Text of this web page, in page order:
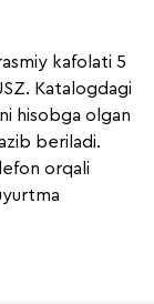
kafolati 5
Katalogdagi
hisobga olgan
beriladi.
orqali